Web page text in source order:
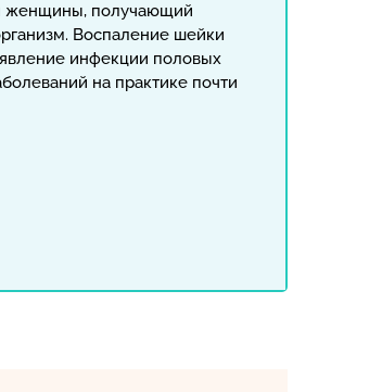
женщины, получающий
Воспаление шейки
инфекции половых
на практике почти